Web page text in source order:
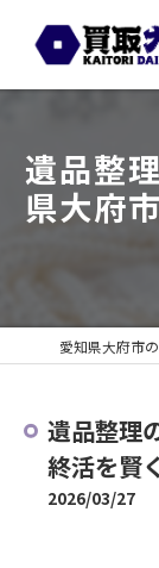
遺品整
県大府
遺品整理
終活を賢
2026/03/27